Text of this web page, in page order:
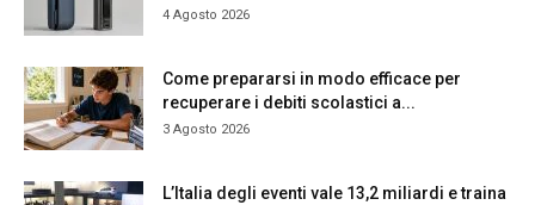
4 Agosto 2026
Come prepararsi in modo efficace per
recuperare i debiti scolastici a...
3 Agosto 2026
L’Italia degli eventi vale 13,2 miliardi e traina